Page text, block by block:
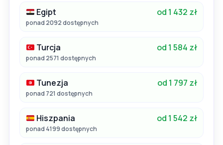
Egipt od 1 432 zł
ponad 2092 dostępnych
Turcja od 1 584 zł
ponad 2571 dostępnych
Tunezja od 1 797 zł
ponad 721 dostępnych
Hiszpania od 1 542 zł
ponad 4199 dostępnych